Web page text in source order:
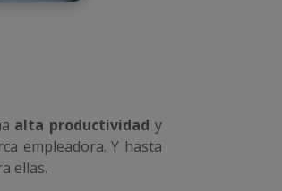
alta productividad y
empleadora. Y hasta
ellas.